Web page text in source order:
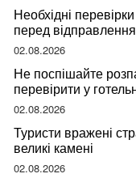
Необхідні
перед
02.08.2026
Не поспішайте
перевірити у
мандрівниці
02.08.2026
Туристи вражені
великі камені
02.08.2026